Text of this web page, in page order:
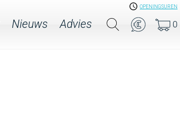
Nieuws Advies 0
OPENINGSUREN